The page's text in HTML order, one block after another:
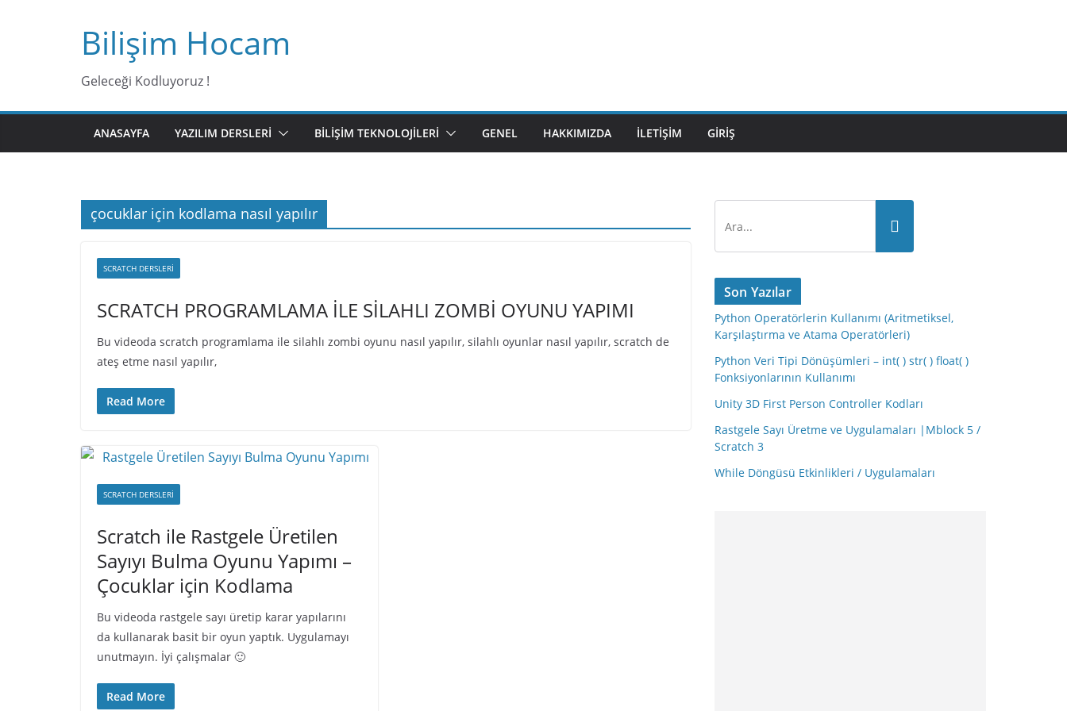
Bilişim Hocam
Geleceği Kodluyoruz !
ANASAYFA YAZILIM DERSLERI BILIŞIM TEKNOLOJILERI GENEL HAKKIMIZDA İLETIŞIM GIRIŞ
çocuklar için kodlama nasıl yapılır
SCRATCH DERSLERI
SCRATCH PROGRAMLAMA İLE SİLAHLI ZOMBİ OYUNU YAPIMI
Bu videoda scratch programlama ile silahlı zombi oyunu nasıl yapılır, silahlı oyunlar nasıl yapılır, scratch de
ateş etme nasıl yapılır,
Read More
SCRATCH DERSLERI
Scratch ile Rastgele Üretilen
Sayıyı Bulma Oyunu Yapımı –
Çocuklar için Kodlama
Bu videoda rastgele sayı üretip karar yapılarını
da kullanarak basit bir oyun yaptık. Uygulamayı
unutmayın. İyi çalışmalar 🙂
Read More
Son Yazılar
Python Operatörlerin Kullanımı (Aritmetiksel,
Karşılaştırma ve Atama Operatörleri)
Python Veri Tipi Dönüşümleri – int( ) str( ) float( )
Fonksiyonlarının Kullanımı
Unity 3D First Person Controller Kodları
Rastgele Sayı Üretme ve Uygulamaları |Mblock 5 /
Scratch 3
While Döngüsü Etkinlikleri / Uygulamaları